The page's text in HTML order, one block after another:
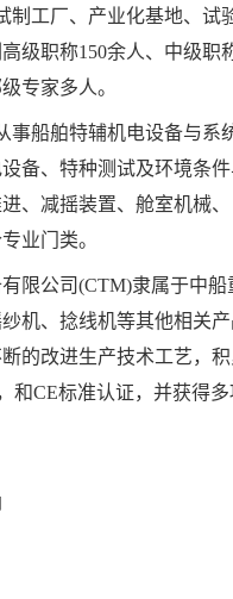
制工厂、产业化基地、
级职称150余人、中级
专家多人。
事船舶特辅机电设备与
备、特种测试及环境条
、减摇装置、舱室机械
业门类。
有限公司(CTM)隶属于中
机、捻线机等其他相关
的改进生产技术工艺，
和CE标准认证，并获得